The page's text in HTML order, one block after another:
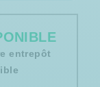
entrepôt